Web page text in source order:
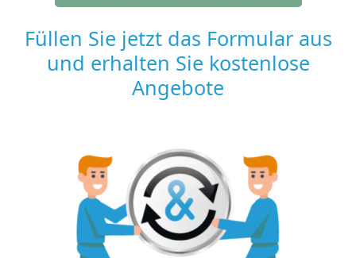
Füllen Sie jetzt das Formular aus
und erhalten Sie kostenlose
Angebote